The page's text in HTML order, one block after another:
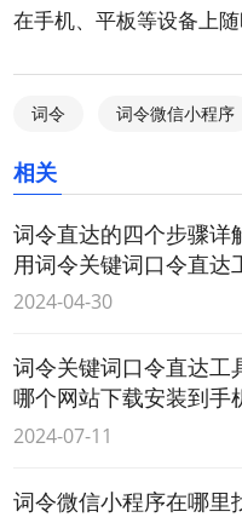
在手机、平板等设备上
词令 词令微信小程序
相关
词令直达的四个步骤详
用词令关键词口令直达
2024-04-30
词令关键词口令直达工
哪个网站下载安装到手
2024-07-11
词令微信小程序在哪里